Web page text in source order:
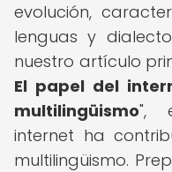
evolución,
lenguas y
nuestro artículo
El papel del
multilingüismo",
internet ha
multilingüismo.